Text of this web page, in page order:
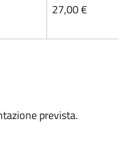
27,00 €
prevista.